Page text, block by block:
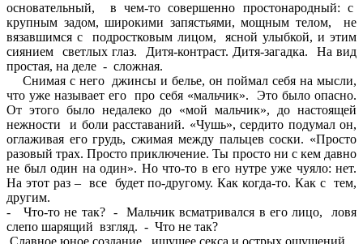
основательный, в чем-то совершенно простонародный: с
крупным задом, широкими запястьями, мощным телом, не
вязавшимся с подростковым лицом, ясной улыбкой, и этим
сиянием светлых глаз. Дитя-контраст. Дитя-загадка. На вид
простая, на деле - сложная.
Снимая с него джинсы и белье, он поймал себя на мысли,
что уже называет его про себя «мальчик». Это было опасно.
От этого было недалеко до «мой мальчик», до настоящей
нежности и боли расставаний. «Чушь», сердито подумал он,
оглаживая его грудь, сжимая между пальцев соски. «Просто
разовый трах. Просто приключение. Ты просто ни с кем давно
не был один на один». Но что-то в его нутре уже чуяло: нет.
На этот раз – все будет по-другому. Как когда-то. Как с тем,
другим.
- Что-то не так? - Мальчик всматривался в его лицо, ловя
слепо шарящий взгляд. - Что не так?